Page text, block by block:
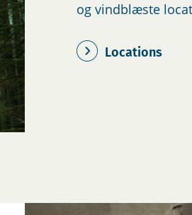
og vindblæste
Locations